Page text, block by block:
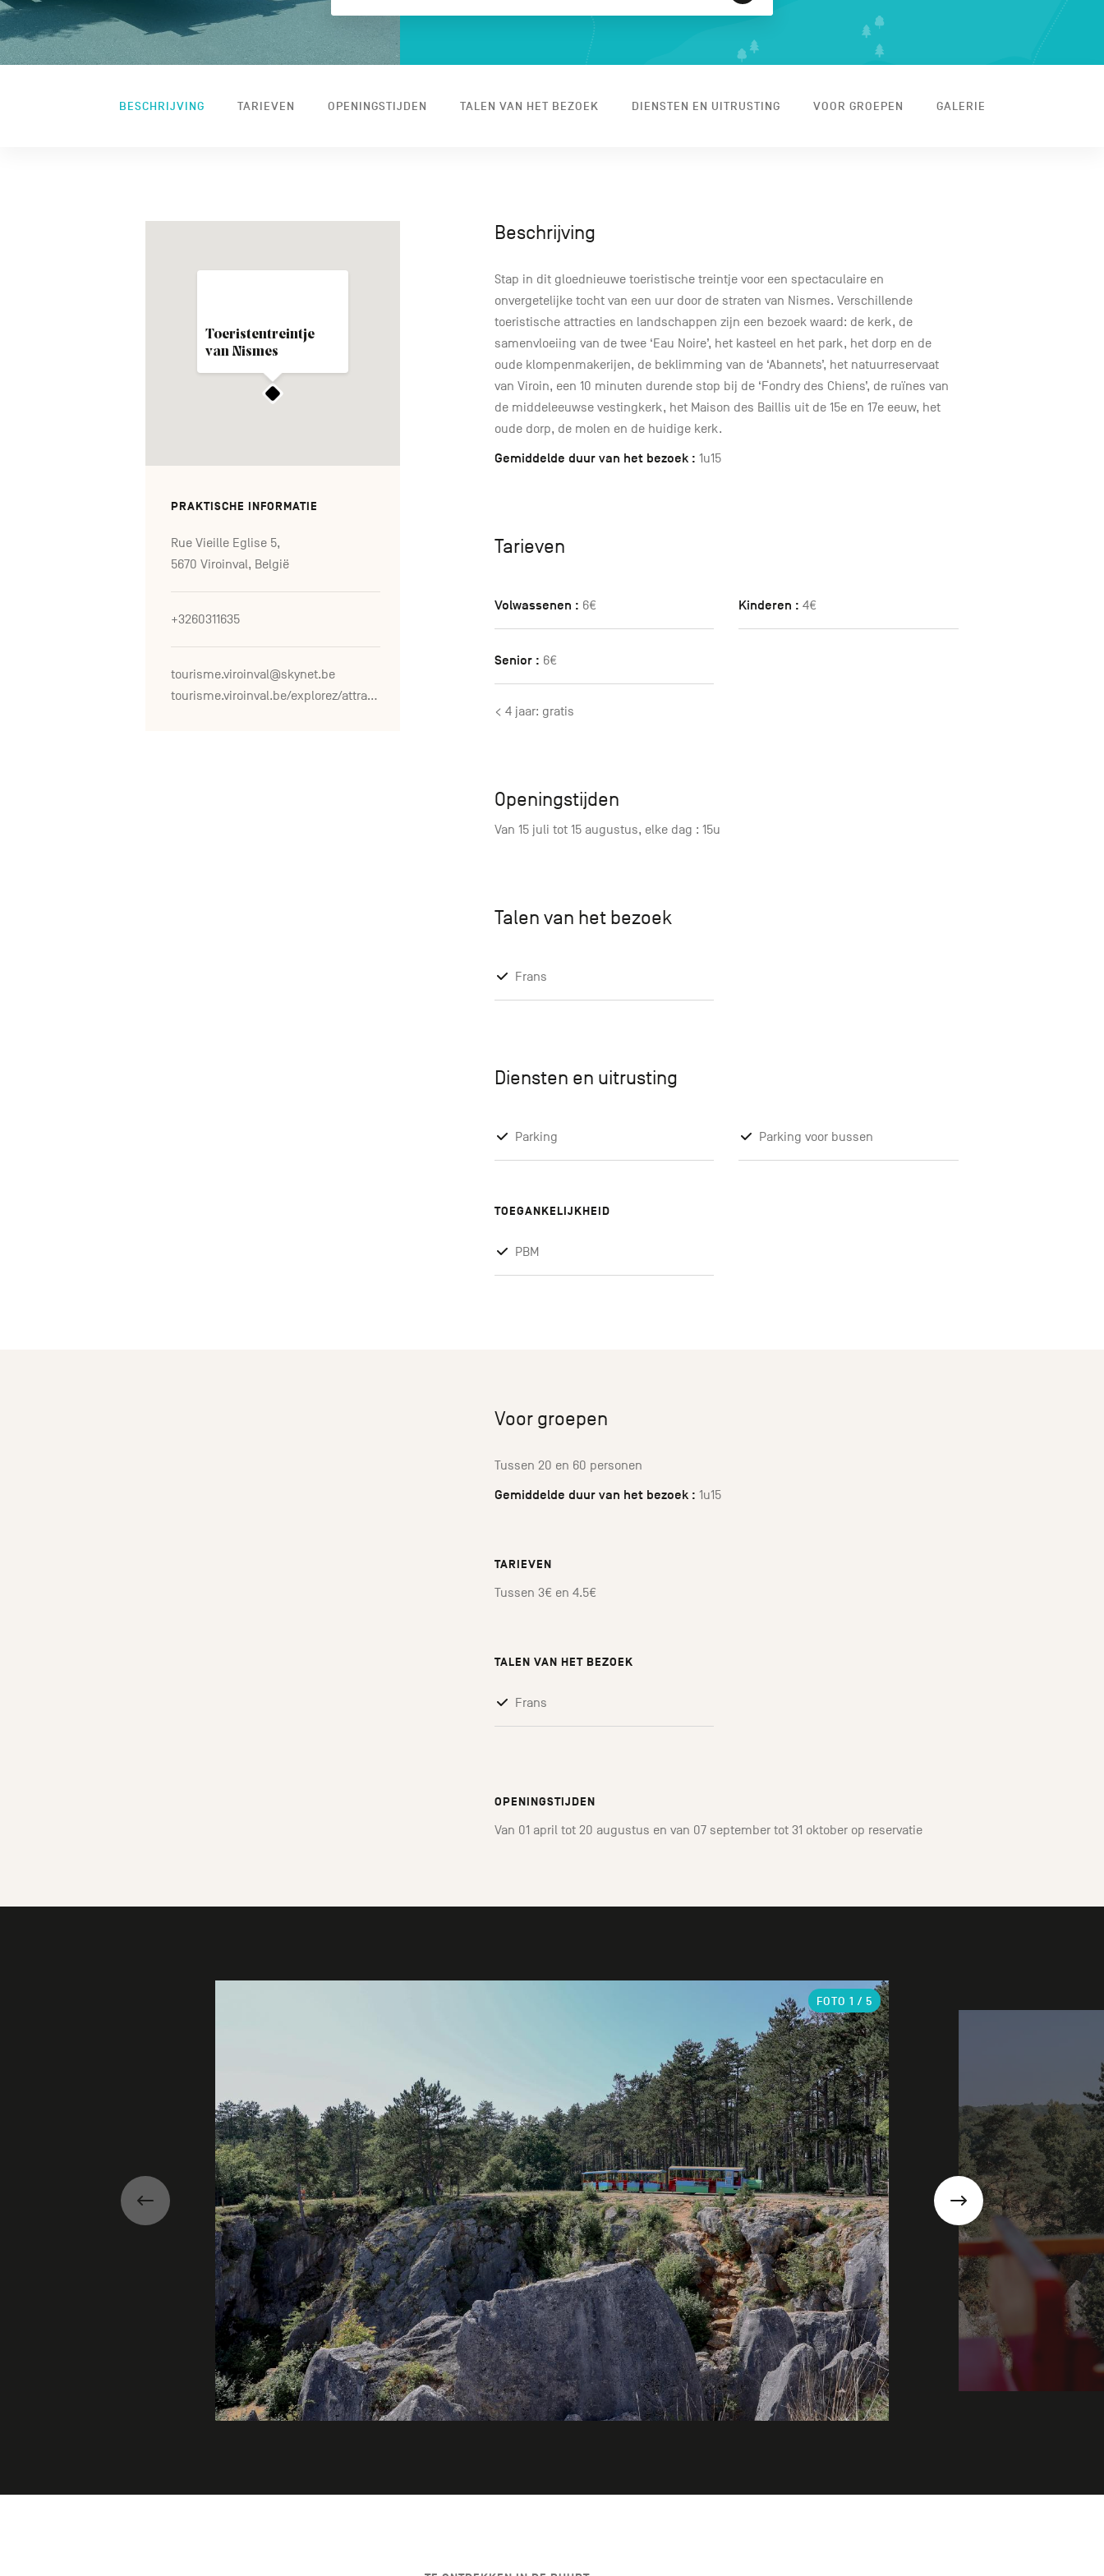
BESCHRIJVING TARIEVEN OPENINGSTIJDEN TALEN VAN HET BEZOEK DIENSTEN EN UITRUSTING VOOR GROEPEN GALERIE
Toeristentreintje
van Nismes
PRAKTISCHE INFORMATIE
Rue Vieille Eglise 5,
5670 Viroinval, België
+3260311635
tourisme.viroinval@skynet.be
tourisme.viroinval.be/explorez/attractions-animations/petit-train-routier-touristique-asbl-lesperance
Beschrijving
Stap in dit gloednieuwe toeristische treintje voor een spectaculaire en
onvergetelijke tocht van een uur door de straten van Nismes. Verschillende
toeristische attracties en landschappen zijn een bezoek waard: de kerk, de
samenvloeiing van de twee ‘Eau Noire’, het kasteel en het park, het dorp en de
oude klompenmakerijen, de beklimming van de ‘Abannets’, het natuurreservaat
van Viroin, een 10 minuten durende stop bij de ‘Fondry des Chiens’, de ruïnes van
de middeleeuwse vestingkerk, het Maison des Baillis uit de 15e en 17e eeuw, het
oude dorp, de molen en de huidige kerk.
Gemiddelde duur van het bezoek : 1u15
Tarieven
Volwassenen : 6€ Kinderen : 4€
Senior : 6€
< 4 jaar: gratis
Openingstijden
Van 15 juli tot 15 augustus, elke dag : 15u
Talen van het bezoek
Frans
Diensten en uitrusting
Parking Parking voor bussen
TOEGANKELIJKHEID
PBM
Voor groepen
Tussen 20 en 60 personen
Gemiddelde duur van het bezoek : 1u15
TARIEVEN
Tussen 3€ en 4.5€
TALEN VAN HET BEZOEK
Frans
OPENINGSTIJDEN
Van 01 april tot 20 augustus en van 07 september tot 31 oktober op reservatie
Précédent Suivant
FOTO 1 / 5